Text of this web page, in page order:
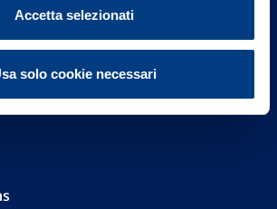
Accetta selezionati
solo cookie necessari
2